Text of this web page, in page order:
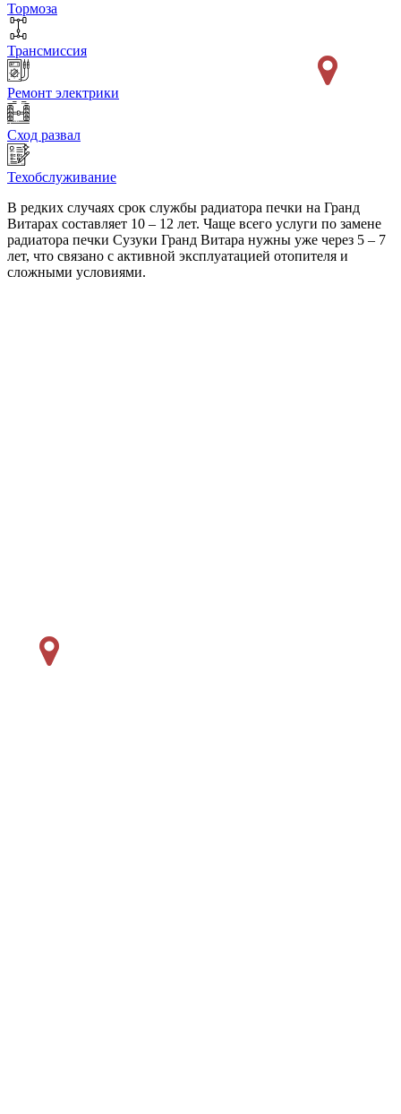
Тормоза
Трансмиссия
Ремонт электрики
Сход развал
Техобслуживание
В редких случаях срок службы радиатора печки на Гранд
Витарах составляет 10 – 12 лет. Чаще всего услуги по замене
радиатора печки Сузуки Гранд Витара нужны уже через 5 – 7
лет, что связано с активной эксплуатацией отопителя и
сложными условиями.